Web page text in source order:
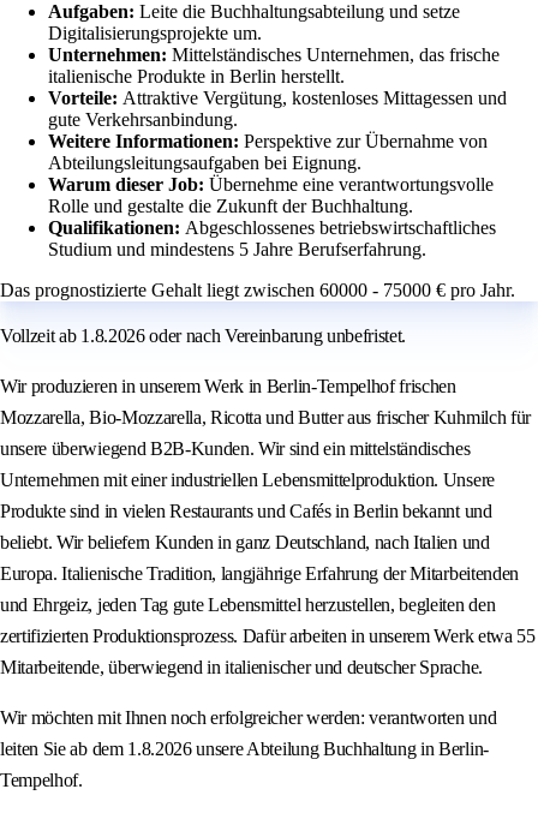
Aufgaben: Leite die Buchhaltungsabteilung und setze
Digitalisierungsprojekte um.
Unternehmen: Mittelständisches Unternehmen, das frische
italienische Produkte in Berlin herstellt.
Vorteile: Attraktive Vergütung, kostenloses Mittagessen und
gute Verkehrsanbindung.
Weitere Informationen: Perspektive zur Übernahme von
Abteilungsleitungsaufgaben bei Eignung.
Warum dieser Job: Übernehme eine verantwortungsvolle
Rolle und gestalte die Zukunft der Buchhaltung.
Qualifikationen: Abgeschlossenes betriebswirtschaftliches
Studium und mindestens 5 Jahre Berufserfahrung.
Das prognostizierte Gehalt liegt zwischen 60000 - 75000 € pro Jahr.
Vollzeit ab 1.8.2026 oder nach Vereinbarung unbefristet.
Wir produzieren in unserem Werk in Berlin-Tempelhof frischen
Mozzarella, Bio-Mozzarella, Ricotta und Butter aus frischer Kuhmilch für
unsere überwiegend B2B-Kunden. Wir sind ein mittelständisches
Unternehmen mit einer industriellen Lebensmittelproduktion. Unsere
Produkte sind in vielen Restaurants und Cafés in Berlin bekannt und
beliebt. Wir beliefern Kunden in ganz Deutschland, nach Italien und
Europa. Italienische Tradition, langjährige Erfahrung der Mitarbeitenden
und Ehrgeiz, jeden Tag gute Lebensmittel herzustellen, begleiten den
zertifizierten Produktionsprozess. Dafür arbeiten in unserem Werk etwa 55
Mitarbeitende, überwiegend in italienischer und deutscher Sprache.
Wir möchten mit Ihnen noch erfolgreicher werden: verantworten und
leiten Sie ab dem 1.8.2026 unsere Abteilung Buchhaltung in Berlin-
Tempelhof.